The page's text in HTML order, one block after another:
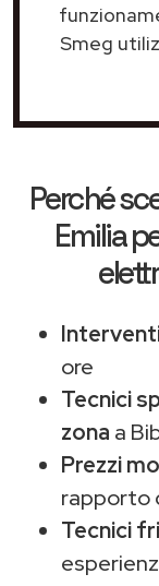
Smeg
Perché
Emilia
ore
Tecnici
zona a
Prezzi
rapporto
Tecnici